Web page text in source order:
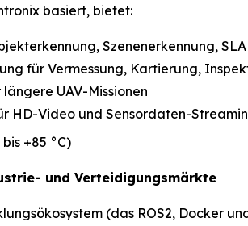
basiert, bietet:
Szenenerkennung,
für Vermessung, Kartierung,
UAV-Missionen
HD-Video und Sensordaten-
+85 °C)
und Verteidigungsmärkte
(das ROS2, Docker